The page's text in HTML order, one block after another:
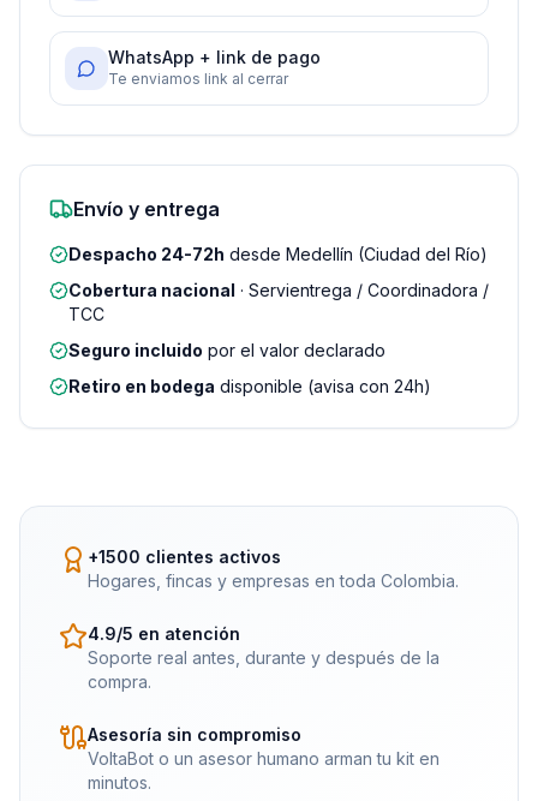
WhatsApp + link de pago
Te enviamos link al cerrar
Envío y entrega
Despacho 24-72h desde Medellín (Ciudad del Río)
Cobertura nacional · Servientrega / Coordinadora /
TCC
Seguro incluido por el valor declarado
Retiro en bodega disponible (avisa con 24h)
+1500 clientes activos
Hogares, fincas y empresas en toda Colombia.
4.9/5 en atención
Soporte real antes, durante y después de la
compra.
Asesoría sin compromiso
VoltaBot o un asesor humano arman tu kit en
minutos.